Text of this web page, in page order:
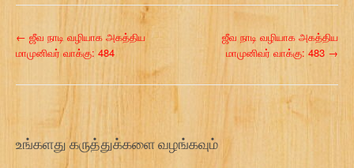
P
n
← ஜீவ நாடி வழியாக அகத்திய
மாமுனிவர் வாக்கு: 484
ஜீவ நாடி வழியாக அகத்திய
மாமுனிவர் வாக்கு: 483 →
உங்களது கருத்துக்களை வழங்கவும்